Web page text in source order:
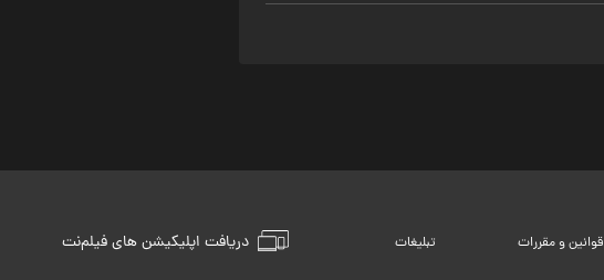
دریافت اپلیکیشن های فیلم‌نت قوانین و مقررات تبلیغات